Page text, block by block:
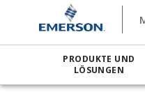
PRODUKTE UND
LÖSUNGEN